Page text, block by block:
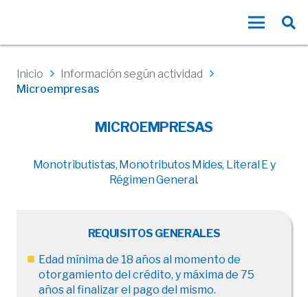
Inicio
Información según actividad
Microempresas
MICROEMPRESAS
Monotributistas, Monotributos Mides, Literal E y
Régimen General.
REQUISITOS GENERALES
Edad mínima de 18 años al momento de
otorgamiento del crédito, y máxima de 75
años al finalizar el pago del mismo.